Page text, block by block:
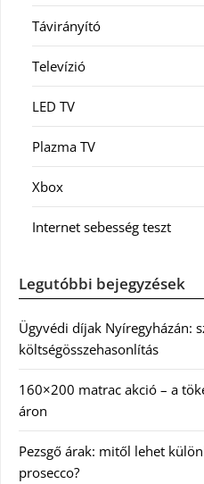
Távirányító
Televízió
LED TV
Plazma TV
Xbox
Internet sebesség teszt
Legutóbbi bejegyzések
Ügyvédi díjak Nyíregyházán:
költségösszehasonlítás
160×200 matrac akció – a
áron
Pezsgő árak: mitől lehet
prosecco?